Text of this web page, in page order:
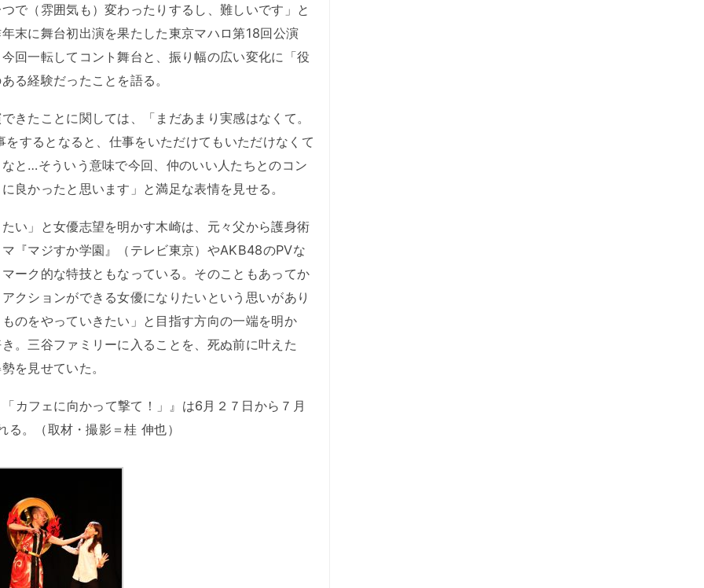
で（雰囲気も）変わったりするし、難しいです」と
末に舞台初出演を果たした東京マハロ第18回公演
回一転してコント舞台と、振り幅の広い変化に「役
る経験だったことを語る。
たことに関しては、「まだあまり実感はなくて。
するとなると、仕事をいただけてもいただけなくて
と…そういう意味で今回、仲のいい人たちとのコン
良かったと思います」と満足な表情を見せる。
」と女優志望を明かす木崎は、元々父から護身術
『マジすか学園』（テレビ東京）やAKB48のPVな
ーク的な特技ともなっている。そのこともあってか
クションができる女優になりたいという思いがあり
のをやっていきたい」と目指す方向の一端を明か
。三谷ファミリーに入ることを、死ぬ前に叶えた
を見せていた。
カフェに向かって撃て！」』は6月２７日から７月
。（取材・撮影＝桂 伸也）